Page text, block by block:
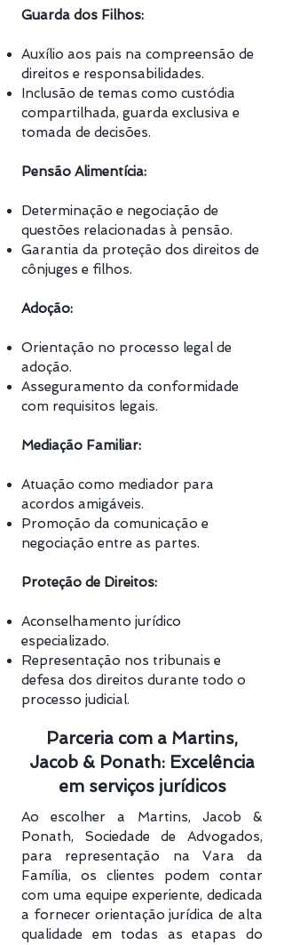
Guarda dos Filhos:
Auxílio aos pais na compreensão de
direitos e responsabilidades.
Inclusão de temas como custódia
compartilhada, guarda exclusiva e
tomada de decisões.
Pensão Alimentícia:
Determinação e negociação de
questões relacionadas à pensão.
Garantia da proteção dos direitos de
cônjuges e filhos.
Adoção:
Orientação no processo legal de
adoção.
Asseguramento da conformidade
com requisitos legais.
Mediação Familiar:
Atuação como mediador para
acordos amigáveis.
Promoção da comunicação e
negociação entre as partes.
Proteção de Direitos:
Aconselhamento jurídico
especializado.
Representação nos tribunais e
defesa dos direitos durante todo o
processo judicial.
Parceria com a Martins,
Jacob & Ponath: Excelência
em serviços jurídicos
Ao escolher a Martins, Jacob &
Ponath, Sociedade de Advogados,
para representação na Vara da
Família, os clientes podem contar
com uma equipe experiente, dedicada
a fornecer orientação jurídica de alta
qualidade em todas as etapas do